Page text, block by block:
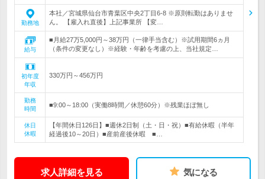
勤務地
本社／宮城県仙台市青葉区中央2丁目6-8 ※原則転勤はありませ
ん。 【雇入れ直後】上記事業所 【変…
給与
■月給27万5,000円～38万円（一律手当含む）※試用期間6ヵ月
（条件の変更なし）※経験・年齢を考慮の上、当社規定…
初年度
年収
330万円～456万円
勤務
時間
■9:00～18:00（実働8時間／休憩60分）※残業ほぼ無し
休日
休暇
【年間休日126日】■週休2日制（土・日・祝）■有給休暇（半年
経過後10～20日）■産前産後休暇 ■…
求人詳細を見る 気になる